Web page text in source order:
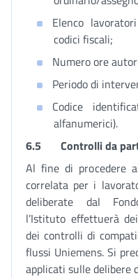
Elenco
codici fiscali;
Numero ore
Periodo di
Codice
alfanumerici).
6.5 Controlli da
Al fine di procedere
correlata per i
deliberate dal
l’Istituto effettuerà
dei controlli di
flussi Uniemens. Si
applicati sulle delibere